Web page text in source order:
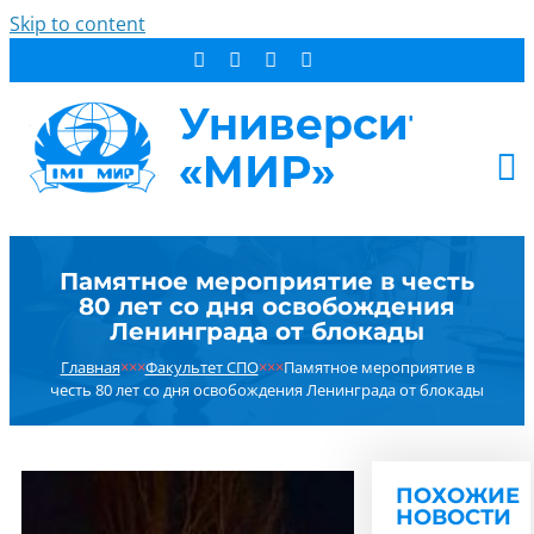
Skip to content
СТУДЕНТУ
ДОПОБРАЗОВАНИЕ
ОБ УНИВЕРСИТЕТЕ
НОВОСТИ
Памятное мероприятие в честь
80 лет со дня освобождения
Ленинграда от блокады
Главная×××Факультет СПО×××Памятное мероприятие в
честь 80 лет со дня освобождения Ленинграда от блокады
ПОХОЖИЕ
НОВОСТИ